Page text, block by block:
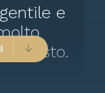
e
presto.